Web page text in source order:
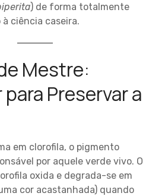
) de forma totalmente
ciência caseira.
Mestre:
Preservar a
em clorofila, o pigmento
por aquele verde vivo. O
oxida e degrada-se em
cor acastanhada) quando